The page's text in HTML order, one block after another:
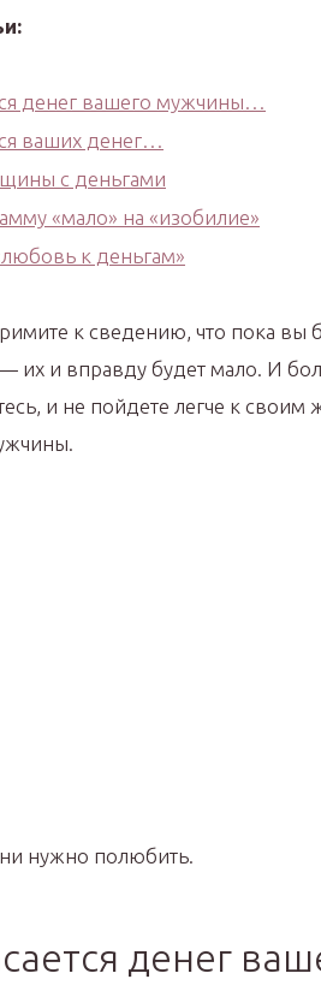
денег вашего мужчины…
ваших денег…
с деньгами
«мало» на «изобилие»
к деньгам»
к сведению, что пока вы
их и вправду будет мало. И
и не пойдете легче к своим
нужно полюбить.
денег